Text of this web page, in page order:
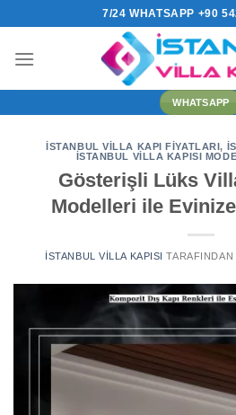
7/24 WHATSAPP +90
WHATSAPP
İSTANBUL VILLA KAPI FIYATLARI,
İSTANBUL VILLA KAPISI
Gösterişli Lüks
Modelleri ile
İSTANBUL VILLA KAPISI TARAFINDAN